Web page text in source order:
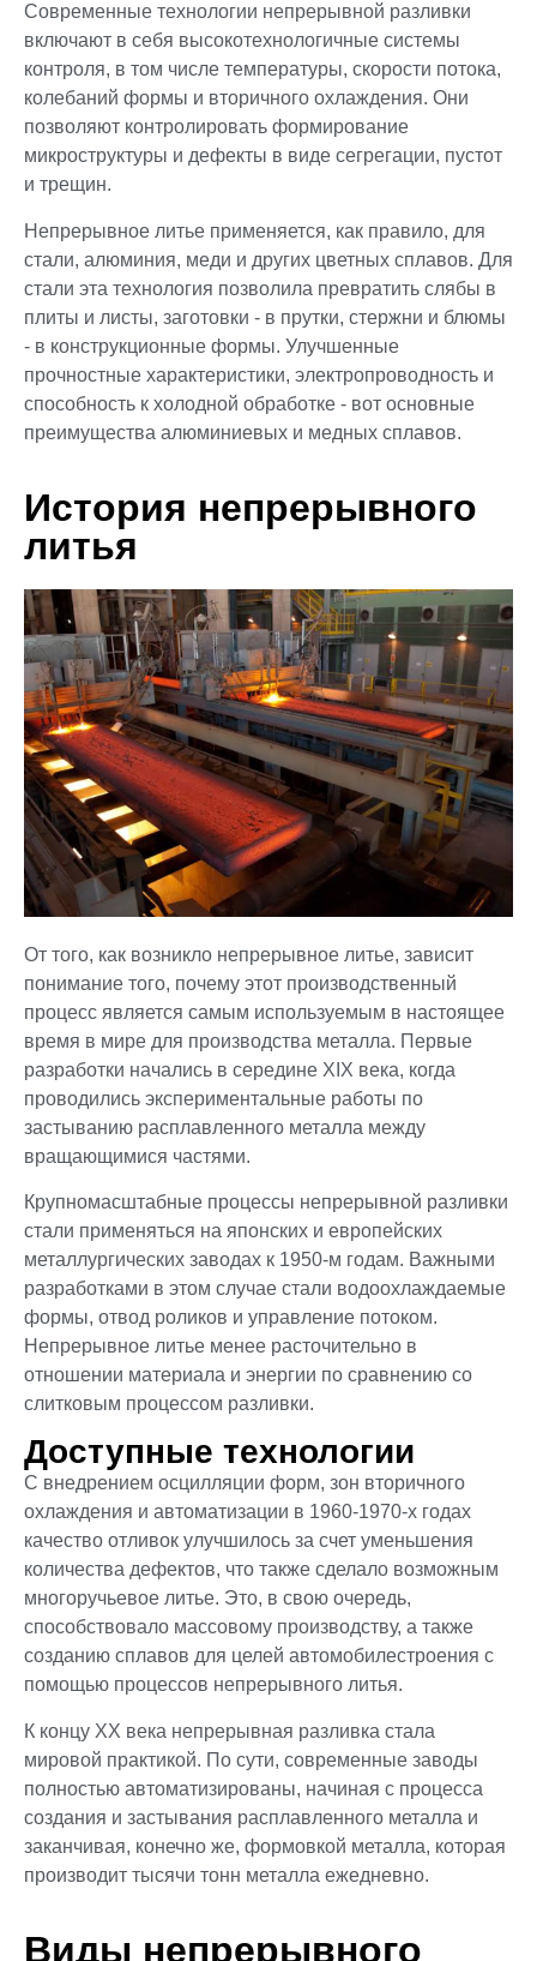
Современные технологии непрерывной разливки
включают в себя высокотехнологичные системы
контроля, в том числе температуры, скорости потока,
колебаний формы и вторичного охлаждения. Они
позволяют контролировать формирование
микроструктуры и дефекты в виде сегрегации, пустот
и трещин.
Непрерывное литье применяется, как правило, для
стали, алюминия, меди и других цветных сплавов. Для
стали эта технология позволила превратить слябы в
плиты и листы, заготовки - в прутки, стержни и блюмы
- в конструкционные формы. Улучшенные
прочностные характеристики, электропроводность и
способность к холодной обработке - вот основные
преимущества алюминиевых и медных сплавов.
История непрерывного
литья
От того, как возникло непрерывное литье, зависит
понимание того, почему этот производственный
процесс является самым используемым в настоящее
время в мире для производства металла. Первые
разработки начались в середине XIX века, когда
проводились экспериментальные работы по
застыванию расплавленного металла между
вращающимися частями.
Крупномасштабные процессы непрерывной разливки
стали применяться на японских и европейских
металлургических заводах к 1950-м годам. Важными
разработками в этом случае стали водоохлаждаемые
формы, отвод роликов и управление потоком.
Непрерывное литье менее расточительно в
отношении материала и энергии по сравнению со
слитковым процессом разливки.
Доступные технологии
С внедрением осцилляции форм, зон вторичного
охлаждения и автоматизации в 1960-1970-х годах
качество отливок улучшилось за счет уменьшения
количества дефектов, что также сделало возможным
многоручьевое литье. Это, в свою очередь,
способствовало массовому производству, а также
созданию сплавов для целей автомобилестроения с
помощью процессов непрерывного литья.
К концу XX века непрерывная разливка стала
мировой практикой. По сути, современные заводы
полностью автоматизированы, начиная с процесса
создания и застывания расплавленного металла и
заканчивая, конечно же, формовкой металла, которая
производит тысячи тонн металла ежедневно.
Виды непрерывного